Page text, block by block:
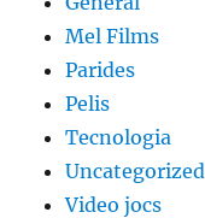
Mel Films
Parides
Pelis
Tecnologia
Uncategorized
Video jocs